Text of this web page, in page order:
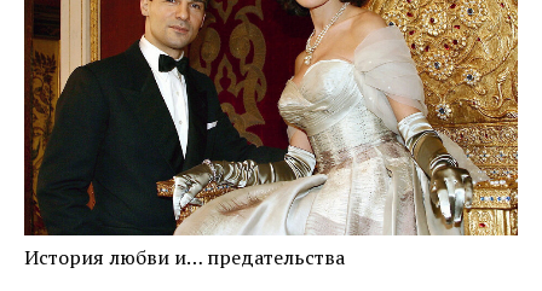
История любви и… предательства